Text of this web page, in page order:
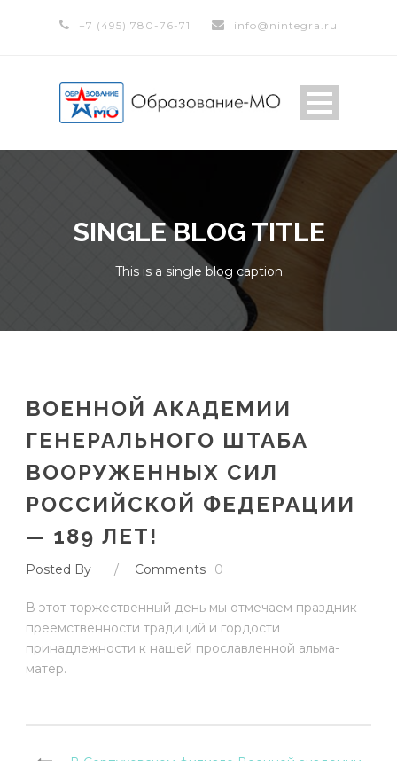
+7 (495) 780-76-71 info@nintegra.ru
SINGLE BLOG TITLE
This is a single blog caption
ВОЕННОЙ АКАДЕМИИ
ГЕНЕРАЛЬНОГО ШТАБА
ВООРУЖЕННЫХ СИЛ
РОССИЙСКОЙ ФЕДЕРАЦИИ
— 189 ЛЕТ!
Posted By / Comments 0
В этот торжественный день мы отмечаем праздник
преемственности традиций и гордости
принадлежности к нашей прославленной альма-
матер.